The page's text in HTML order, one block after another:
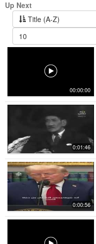
Up Next
Title (A-Z)
10
00:00:00
0:01:46
0:00:56